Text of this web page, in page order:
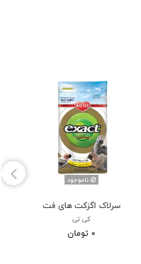
ناموجود
سرلاک اگزکت های فت
کی تی
0 تومان